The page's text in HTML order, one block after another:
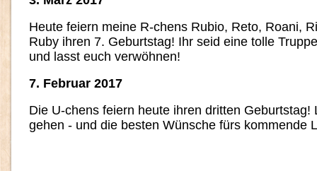
Heute feiern meine R-chens Rubio, Reto, Roani,
Ruby ihren 7. Geburtstag! Ihr seid eine tolle
und lasst euch verwöhnen!
7. Februar 2017
Die U-chens feiern heute ihren dritten Geburtstag!
gehen - und die besten Wünsche fürs kommende